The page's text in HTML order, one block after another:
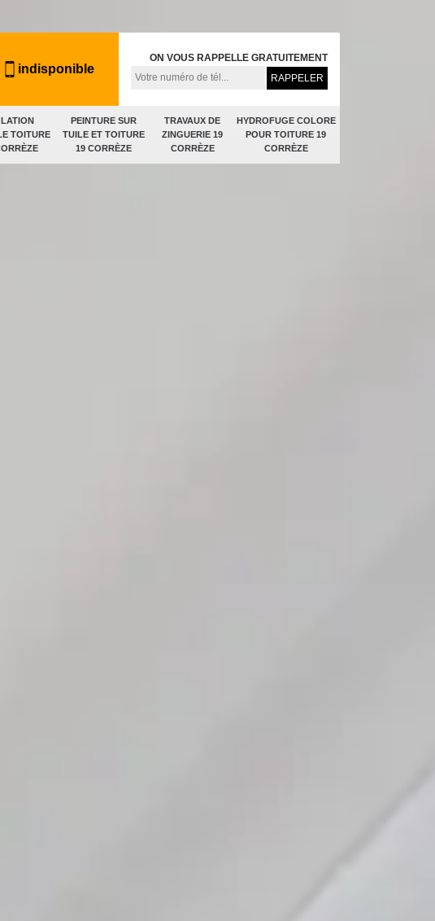
TOITURE
PEINTURE SUR
TUILE ET TOITURE
19 CORRÈZE
TRAVAUX DE
ZINGUERIE 19
CORRÈZE
HYDROFUGE COLORE
POUR TOITURE 19
CORRÈZE
indisponible
ON VOUS RAPPELLE GRATUITEMENT